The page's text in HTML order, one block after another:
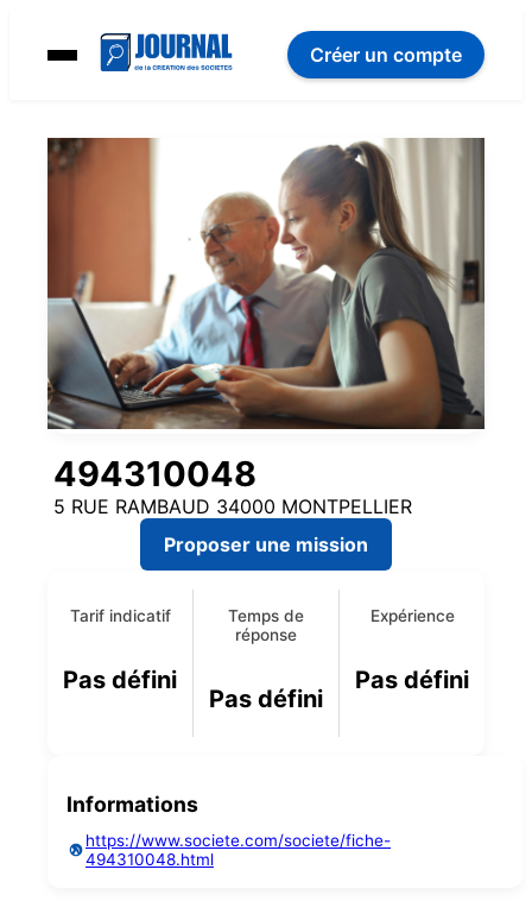
Créer un compte
494310048
5 RUE RAMBAUD 34000 MONTPELLIER
Proposer une mission
Tarif indicatif
Pas défini
Temps de
réponse
Pas défini
Expérience
Pas défini
Informations
https://www.societe.com/societe/fiche-
494310048.html